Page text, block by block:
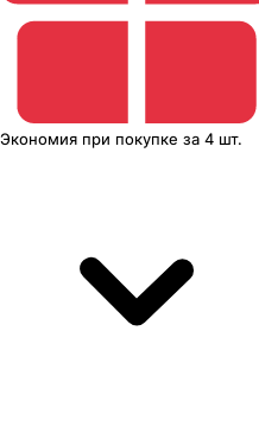
Экономия при покупке за 4 шт.